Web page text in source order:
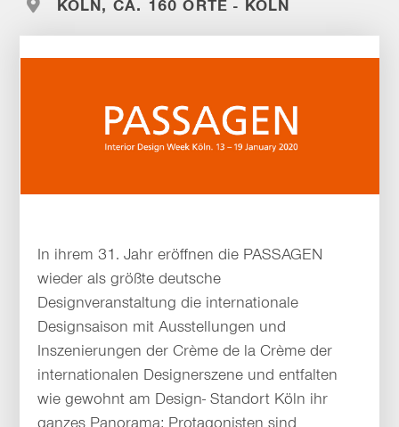
KÖLN, CA. 160 ORTE - KÖLN
In ihrem 31. Jahr eröffnen die PASSAGEN
wieder als größte deutsche
Designveranstaltung die internationale
Designsaison mit Ausstellungen und
Inszenierungen der Crème de la Crème der
internationalen Designerszene und entfalten
wie gewohnt am Design- Standort Köln ihr
ganzes Panorama: Protagonisten sind